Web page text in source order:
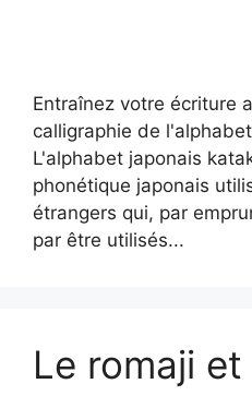
Entraînez votre écriture
calligraphie de
L'alphabet japonais
phonétique japonais
étrangers qui, par
par être utilisés...
Le romaji